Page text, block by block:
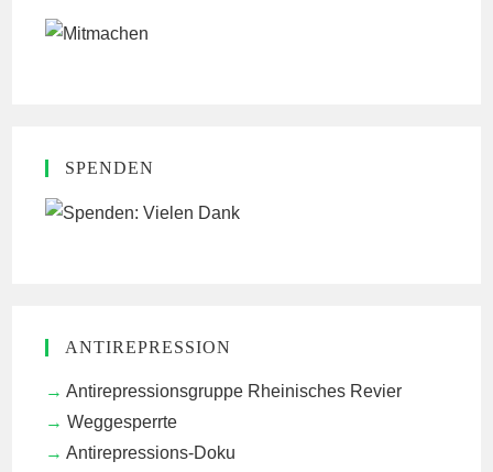
SPENDEN
ANTIREPRESSION
Antirepressionsgruppe Rheinisches Revier
Weggesperrte
Antirepressions-Doku